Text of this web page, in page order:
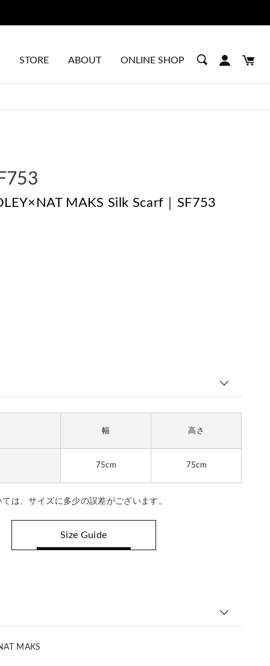
STORE ABOUT ONLINE SHOP
MAKS Silk Scarf｜SF753
幅 高さ
75cm 75cm
は、サイズに多少の誤差がございます。
Size Guide
MAKS